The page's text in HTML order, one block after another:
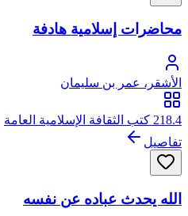
محاضرات إسلامية هادفة
الأشقر، عمر بن سليمان
218.4 كتب الثقافة الإسلامية العامة
تفاصيل
الله يحدث عباده عن نفسه